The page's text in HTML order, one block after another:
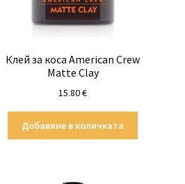
Клей за коса American Crew
Matte Clay
15.80€
Добавяне в количката